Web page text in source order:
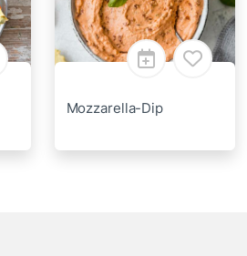
Mozzarella-Dip